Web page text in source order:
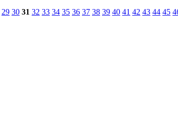
29 30 31 32 33 34 35 36 37 38 39 40 41 42 43 44 45